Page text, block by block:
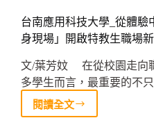
新
創
長
之
路
台南應用科技大學_從體驗
身現場」開啟特教生職場
文/葉芳妏 在從校園走向
多學生而言，最重要的不
閱讀全文
台